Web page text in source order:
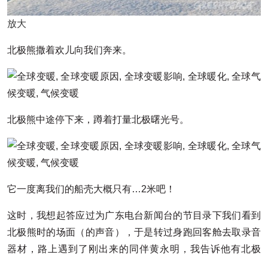
放大
北极熊撒着欢儿向我们奔来。
北极熊中途停下来，蹲着打量北极曙光号。
它一度离我们的船壳大概只有…2米吧！
这时，我想起答应过为广东电台新闻台的节目录下我们看到
北极熊时的场面（的声音），于是转过身跑回客舱去取录音
器材，路上遇到了刚出来的同伴黄永明，我告诉他有北极